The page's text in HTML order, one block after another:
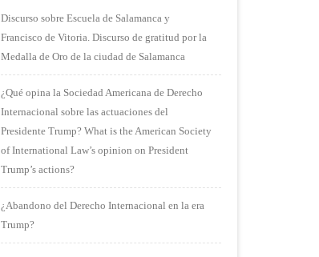
Discurso sobre Escuela de Salamanca y
Francisco de Vitoria. Discurso de gratitud por la
Medalla de Oro de la ciudad de Salamanca
¿Qué opina la Sociedad Americana de Derecho
Internacional sobre las actuaciones del
Presidente Trump? What is the American Society
of International Law’s opinion on President
Trump’s actions?
¿Abandono del Derecho Internacional en la era
Trump?